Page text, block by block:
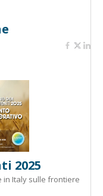
2025
in Italy sulle frontiere